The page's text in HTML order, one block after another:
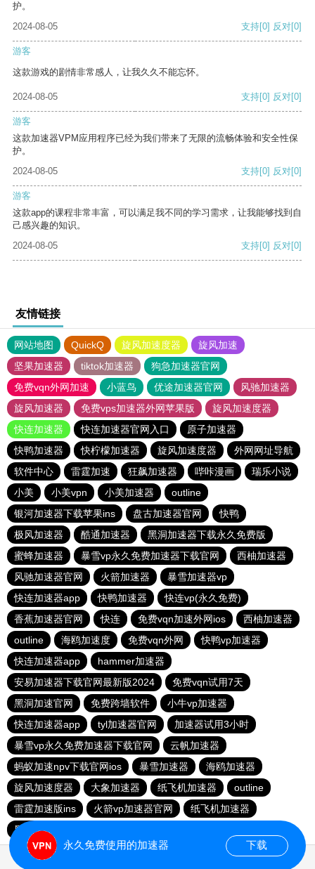
护。
2024-08-05
支持[0] 反对[0]
游客
这款游戏的剧情非常感人，让我久久不能忘怀。
2024-08-05 支持[0] 反对[0]
游客
这款加速器VPM应用程序已经为我们带来了无限的流畅体验和安全性保
护。
2024-08-05
支持[0] 反对[0]
游客
这款app的课程非常丰富，可以满足我不同的学习需求，让我能够找到自
己感兴趣的知识。
2024-08-05
支持[0] 反对[0]
友情链接
网站地图 QuickQ 旋风加速度器
旋风加速
坚果加速器
tiktok加速器
狗急加速器官网
免费vqn外网加速
小蓝鸟 优途加速器官网
风驰加速器
旋风加速器
免费vps加速器外网苹果版
旋风加速度器
快连加速器
快连加速器官网入口
原子加速器
快鸭加速器
快柠檬加速器 旋风加速度器
外网网址导航
软件中心
雷霆加速 狂飙加速器 哔咔漫画
瑞乐小说
小美
小美vpn 小美加速器
outline
银河加速器下载苹果ins
盘古加速器官网
快鸭
极风加速器
酷通加速器
黑洞加速器下载永久免费版
蜜蜂加速器
暴雪vp永久免费加速器下载官网
西柚加速器
风驰加速器官网
火箭加速器
暴雪加速器vp
快连加速器app
快鸭加速器
快连vp(永久免费)
香蕉加速器官网
快连 免费vqn加速外网ios
西柚加速器
outline
海鸥加速度 免费vqn外网
快鸭vp加速器
快连加速器app
hammer加速器
安易加速器下载官网最新版2024
免费vqn试用7天
黑洞加速官网
免费跨墙软件
小牛vp加速器
快连加速器app
tyl加速器官网
加速器试用3小时
暴雪vp永久免费加速器下载官网
云帆加速器
蚂蚁加速npv下载官网ios
暴雪加速器
海鸥加速器
旋风加速度器
大象加速器 纸飞机加速器
outline
雷霆加速版ins
火箭vp加速器官网
纸飞机加速器
黑洞加速
永久免费使用的加速器 下载